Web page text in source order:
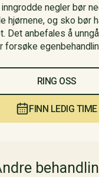
negler bør
hjørnene, og sko bør
Det anbefales å
forsøke
FINN LEDIG TIME
RING OSS